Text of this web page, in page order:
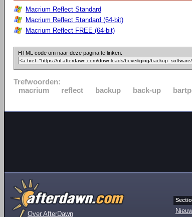
Macrium Reflect Standard
Macrium Reflect Standard (64-bit)
Macrium Reflect FREE (64-bit)
HTML code om naar deze pagina te linken:
Trefwoorden:
macrium
reflect backup back-up
Over AfterDawn